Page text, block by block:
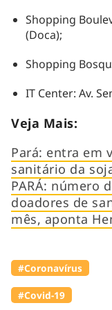
Shopping
(Doca);
Shopping
IT Center: Av.
Veja Mais:
Pará: entra em
sanitário da
PARÁ: número
doadores de
mês, aponta
#Coronavírus
#Covid-19